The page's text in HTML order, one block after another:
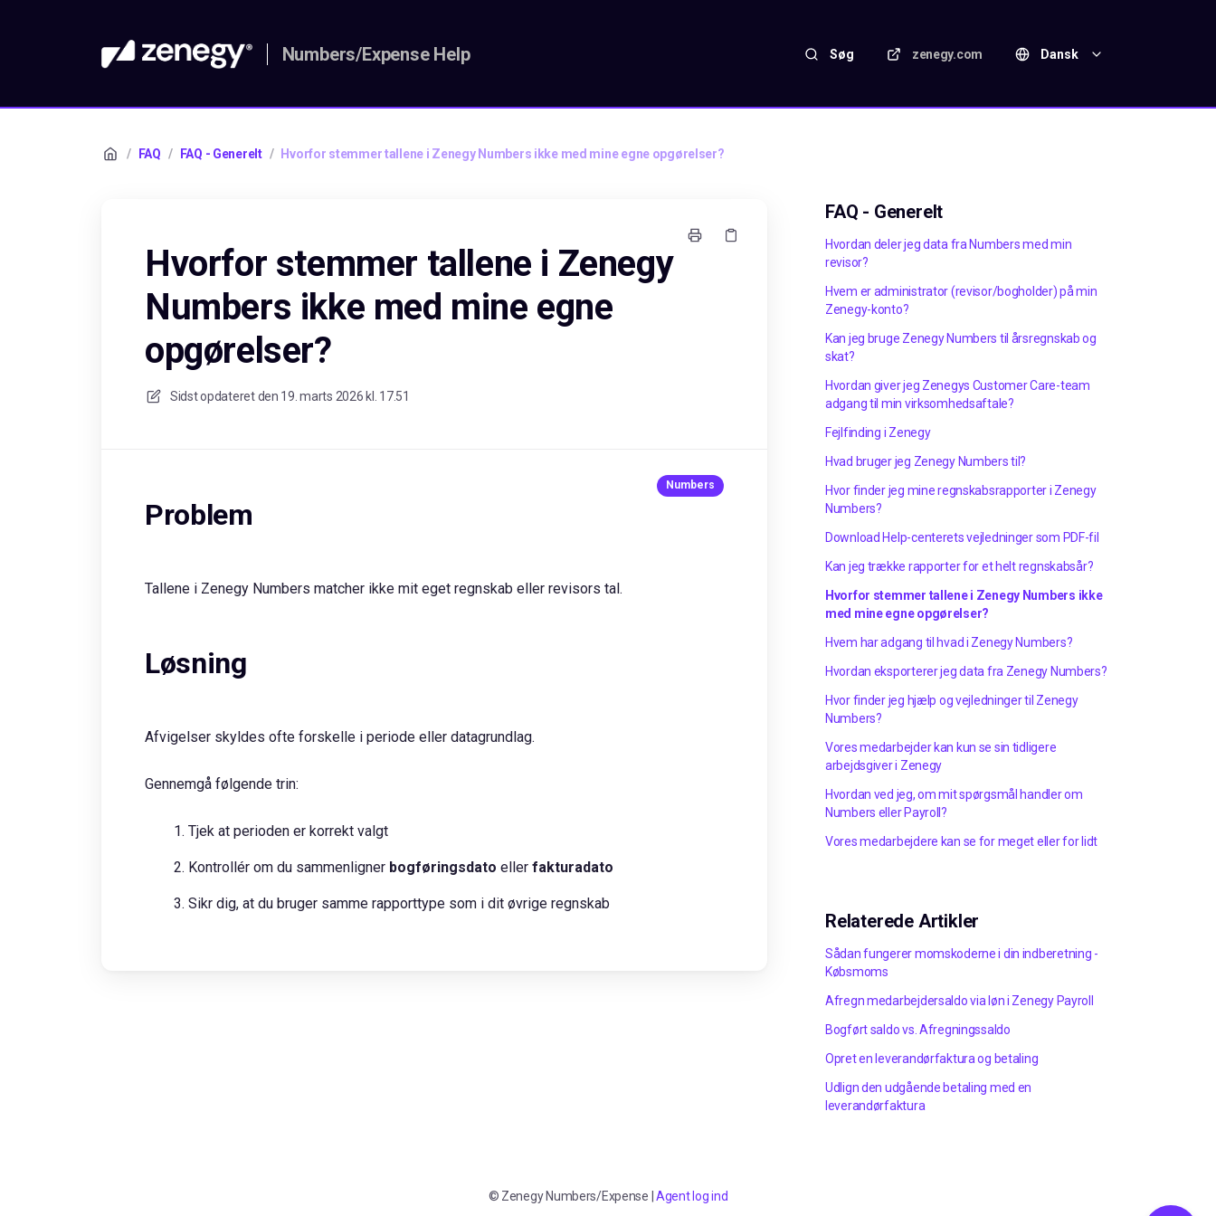
Numbers/Expense Help Søg zenegy.com Dansk
/ FAQ / FAQ - Generelt / Hvorfor stemmer tallene i Zenegy Numbers ikke med mine egne opgørelser?
Hvorfor stemmer tallene i Zenegy
Numbers ikke med mine egne
opgørelser?
Sidst opdateret den 19. marts 2026 kl. 17.51
Problem
Tallene i Zenegy Numbers matcher ikke mit eget regnskab eller revisors tal.
Løsning
Afvigelser skyldes ofte forskelle i periode eller datagrundlag.
Gennemgå følgende trin:
Tjek at perioden er korrekt valgt
Kontrollér om du sammenligner bogføringsdato eller fakturadato
Sikr dig, at du bruger samme rapporttype som i dit øvrige regnskab
FAQ - Generelt
Hvordan deler jeg data fra Numbers med min
revisor?
Hvem er administrator (revisor/bogholder) på min
Zenegy-konto?
Kan jeg bruge Zenegy Numbers til årsregnskab og
skat?
Hvordan giver jeg Zenegys Customer Care-team
adgang til min virksomhedsaftale?
Fejlfinding i Zenegy
Hvad bruger jeg Zenegy Numbers til?
Hvor finder jeg mine regnskabsrapporter i Zenegy
Numbers?
Download Help-centerets vejledninger som PDF-fil
Kan jeg trække rapporter for et helt regnskabsår?
Hvorfor stemmer tallene i Zenegy Numbers ikke
med mine egne opgørelser?
Hvem har adgang til hvad i Zenegy Numbers?
Hvordan eksporterer jeg data fra Zenegy Numbers?
Hvor finder jeg hjælp og vejledninger til Zenegy
Numbers?
Vores medarbejder kan kun se sin tidligere
arbejdsgiver i Zenegy
Hvordan ved jeg, om mit spørgsmål handler om
Numbers eller Payroll?
Vores medarbejdere kan se for meget eller for lidt
Relaterede Artikler
Sådan fungerer momskoderne i din indberetning -
Købsmoms
Afregn medarbejdersaldo via løn i Zenegy Payroll
Bogført saldo vs. Afregningssaldo
Opret en leverandørfaktura og betaling
Udlign den udgående betaling med en
leverandørfaktura
© Zenegy Numbers/Expense |Agent log ind